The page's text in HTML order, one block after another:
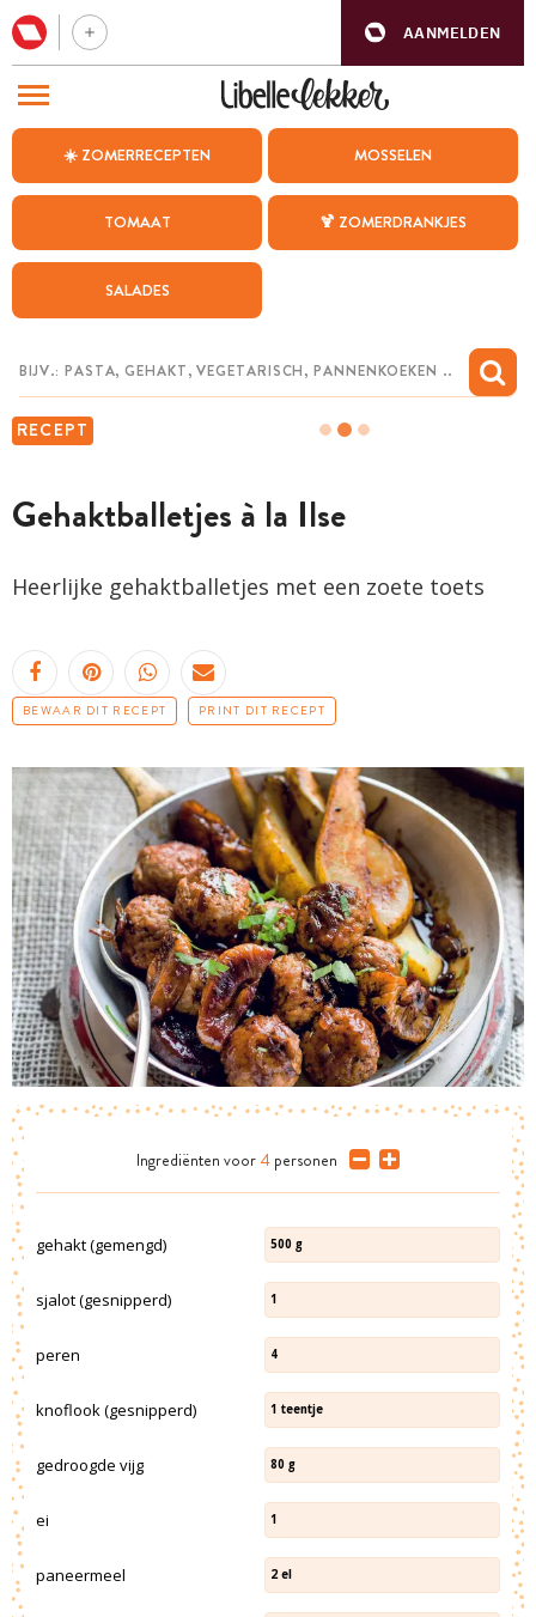
AANMELDEN
☀️ ZOMERRECEPTEN MOSSELEN
TOMAAT 🍹 ZOMERDRANKJES
SALADES
RECEPT
Gehaktballetjes à la Ilse
Heerlijke gehaktballetjes met een zoete toets
BEWAAR DIT RECEPT PRINT DIT RECEPT
Ingrediënten voor 4 personen
gehakt (gemengd) 500 g
sjalot (gesnipperd) 1
peren 4
knoflook (gesnipperd) 1 teentje
gedroogde vijg 80 g
ei 1
paneermeel 2 el
BEZOEK ONZE ANDERE WEBSITES
WEEKMENU
CHAT MET MAIA
MIJN BEWAARDE RECEPTEN